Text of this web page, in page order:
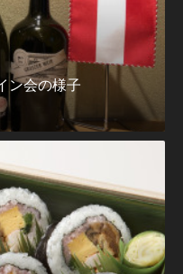
ン会の様子